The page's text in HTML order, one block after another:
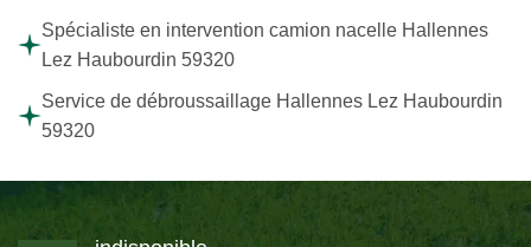
Spécialiste en intervention camion nacelle Hallennes
Lez Haubourdin 59320
Service de débroussaillage Hallennes Lez Haubourdin
59320